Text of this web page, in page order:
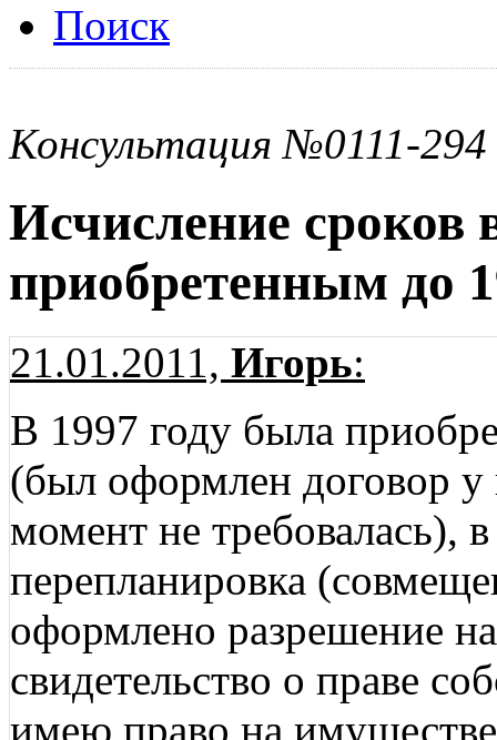
Поиск
Консультация №0111-294
Исчисление сроков
приобретенным до
21.01.2011, Игорь:
В 1997 году была
(был оформлен договор у
момент не требовалась),
перепланировка
оформлено разрешение
свидетельство о праве
имею право на